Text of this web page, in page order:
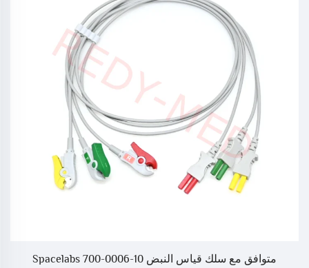
متوافق مع سلك قياس النبض Spacelabs 700-0006-10